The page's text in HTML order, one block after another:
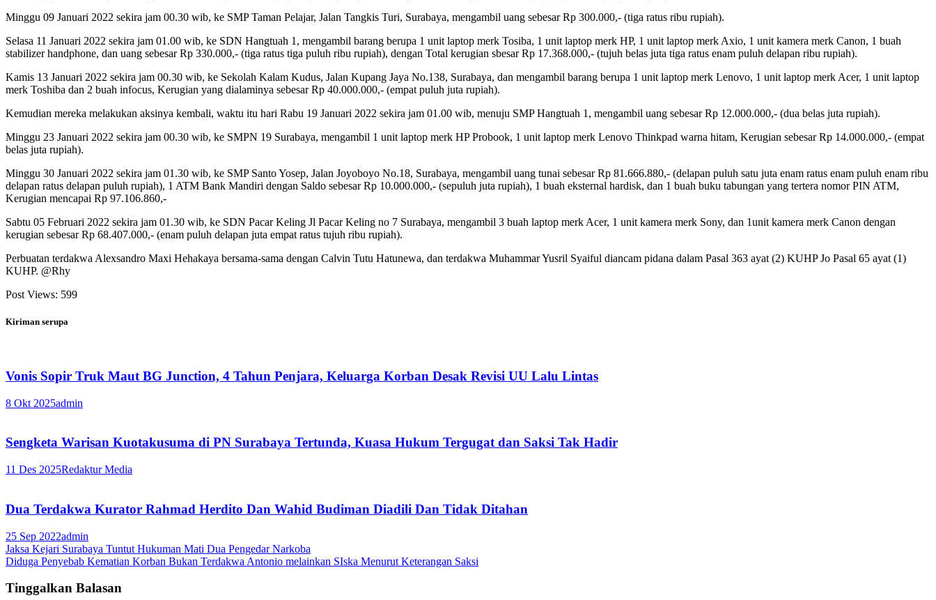
Minggu 09 Januari 2022 sekira jam 00.30 wib, ke SMP Taman Pelajar, Jalan Tangkis Turi, Surabaya, mengambil uang sebesar Rp 300.000,- (tiga ratus ribu rupiah).
Selasa 11 Januari 2022 sekira jam 01.00 wib, ke SDN Hangtuah 1, mengambil barang berupa 1 unit laptop merk Tosiba, 1 unit laptop merk HP, 1 unit laptop merk Axio, 1 unit kamera merk Canon, 1 buah
stabilizer handphone, dan uang sebesar Rp 330.000,- (tiga ratus tiga puluh ribu rupiah), dengan Total kerugian sbesar Rp 17.368.000,- (tujuh belas juta tiga ratus enam puluh delapan ribu rupiah).
Kamis 13 Januari 2022 sekira jam 00.30 wib, ke Sekolah Kalam Kudus, Jalan Kupang Jaya No.138, Surabaya, dan mengambil barang berupa 1 unit laptop merk Lenovo, 1 unit laptop merk Acer, 1 unit laptop
merk Toshiba dan 2 buah infocus, Kerugian yang dialaminya sebesar Rp 40.000.000,- (empat puluh juta rupiah).
Kemudian mereka melakukan aksinya kembali, waktu itu hari Rabu 19 Januari 2022 sekira jam 01.00 wib, menuju SMP Hangtuah 1, mengambil uang sebesar Rp 12.000.000,- (dua belas juta rupiah).
Minggu 23 Januari 2022 sekira jam 00.30 wib, ke SMPN 19 Surabaya, mengambil 1 unit laptop merk HP Probook, 1 unit laptop merk Lenovo Thinkpad warna hitam, Kerugian sebesar Rp 14.000.000,- (empat
belas juta rupiah).
Minggu 30 Januari 2022 sekira jam 01.30 wib, ke SMP Santo Yosep, Jalan Joyoboyo No.18, Surabaya, mengambil uang tunai sebesar Rp 81.666.880,- (delapan puluh satu juta enam ratus enam puluh enam ribu
delapan ratus delapan puluh rupiah), 1 ATM Bank Mandiri dengan Saldo sebesar Rp 10.000.000,- (sepuluh juta rupiah), 1 buah eksternal hardisk, dan 1 buah buku tabungan yang tertera nomor PIN ATM,
Kerugian mencapai Rp 97.106.860,-
Sabtu 05 Februari 2022 sekira jam 01.30 wib, ke SDN Pacar Keling Jl Pacar Keling no 7 Surabaya, mengambil 3 buah laptop merk Acer, 1 unit kamera merk Sony, dan 1unit kamera merk Canon dengan
kerugian sebesar Rp 68.407.000,- (enam puluh delapan juta empat ratus tujuh ribu rupiah).
Perbuatan terdakwa Alexsandro Maxi Hehakaya bersama-sama dengan Calvin Tutu Hatunewa, dan terdakwa Muhammar Yusril Syaiful diancam pidana dalam Pasal 363 ayat (2) KUHP Jo Pasal 65 ayat (1)
KUHP. @Rhy
Post Views: 599
Kiriman serupa
Vonis Sopir Truk Maut BG Junction, 4 Tahun Penjara, Keluarga Korban Desak Revisi UU Lalu Lintas
8 Okt 2025admin
Sengketa Warisan Kuotakusuma di PN Surabaya Tertunda, Kuasa Hukum Tergugat dan Saksi Tak Hadir
11 Des 2025Redaktur Media
Dua Terdakwa Kurator Rahmad Herdito Dan Wahid Budiman Diadili Dan Tidak Ditahan
25 Sep 2022admin
Navigasi
pos
Jaksa Kejari Surabaya Tuntut Hukuman Mati Dua Pengedar Narkoba
Diduga Penyebab Kematian Korban Bukan Terdakwa Antonio melainkan SIska Menurut Keterangan Saksi
Tinggalkan Balasan